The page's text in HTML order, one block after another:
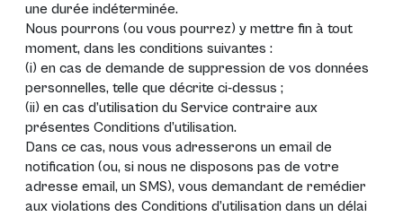
une durée indéterminée.
Nous pourrons (ou vous pourrez) y mettre fin à tout
moment, dans les conditions suivantes :
(i) en cas de demande de suppression de vos données
personnelles, telle que décrite ci-dessus ;
(ii) en cas d’utilisation du Service contraire aux
présentes Conditions d’utilisation.
Dans ce cas, nous vous adresserons un email de
notification (ou, si nous ne disposons pas de votre
adresse email, un SMS), vous demandant de remédier
aux violations des Conditions d’utilisation dans un délai